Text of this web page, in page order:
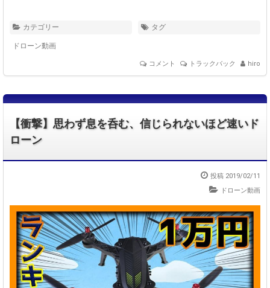
カテゴリー
ドローン動画
タグ
コメント トラックバック hiro
【衝撃】思わず息を呑む、信じられないほど速いド
ローン
投稿 2019/02/11
ドローン動画